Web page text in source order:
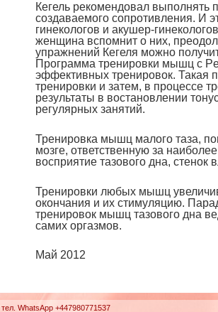
Кегель рекомендовал
создаваемого сопротивления. И
гинекологов и акушер-
женщина вспомнит о них,
упражнений Кегеля можно
Программа тренировки мышц с
эффективных тренировок. Такая
тренировки и затем, в процессе
результаты в востановлении
регулярных занятий.
Тренировка мышц малого таза,
мозге, ответственную за
восприятие тазового дна, стенок
Тренировки любых мышц
окончания и их стимуляцию.
тренировок мышц тазового дна
самих оргазмов.
Май 2012
тел. WhatsApp +447980771537